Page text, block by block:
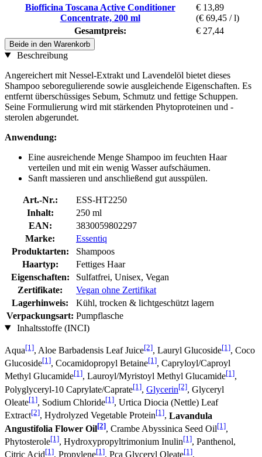
Biofficina Toscana Active Conditioner
Concentrate, 200 ml
€ 13,89
(€ 69,45 / l)
Gesamtpreis:
€ 27,44
Beide in den Warenkorb
Beschreibung
Angereichert mit Nessel-Extrakt und Lavendelöl bietet dieses
Shampoo seboregulierende sowie ausgleichende Eigenschaften. Es
entfernt überschüssiges Sebum, Schmutz und fettige Schuppen.
Seine Formulierung wird mit stärkenden Phytoproteinen und -
sterolen abgerundet.
Anwendung:
Eine ausreichende Menge Shampoo im feuchten Haar
verteilen und mit ein wenig Wasser aufschäumen.
Sanft massieren und anschließend gut ausspülen.
Art.-Nr.:
ESS-HT2250
Inhalt:
250 ml
EAN:
3830059802297
Marke:
Essentiq
Produktarten:
Shampoos
Haartyp:
Fettiges Haar
Eigenschaften:
Sulfatfrei, Unisex, Vegan
Zertifikate:
Vegan ohne Zertifikat
Lagerhinweis:
Kühl, trocken & lichtgeschützt lagern
Verpackungsart: Pumpflasche
Inhaltsstoffe (INCI)
Aqua[1], Aloe Barbadensis Leaf Juice[2], Lauryl Glucoside[1], Coco
Glucoside[1], Cocamidopropyl Betaine[1], Capryloyl/Caproyl
Methyl Glucamide[1], Lauroyl/Myristoyl Methyl Glucamide[1],
Polyglyceryl-10 Caprylate/Caprate[1], Glycerin[2], Glyceryl
Oleate[1], Sodium Chloride[1], Urtica Diocia (Nettle) Leaf
Extract[2], Hydrolyzed Vegetable Protein[1], Lavandula
Angustifolia Flower Oil[2], Crambe Abyssinica Seed Oil[1],
Phytosterole[1], Hydroxypropyltrimonium Inulin[1], Panthenol,
Citric Acid [1], Propylene[1], Pca Glyceryl Oleate[1],